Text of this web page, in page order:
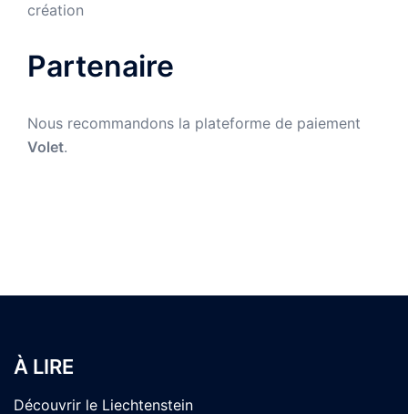
création
Partenaire
Nous recommandons la plateforme de paiement
Volet.
À LIRE
Découvrir le Liechtenstein